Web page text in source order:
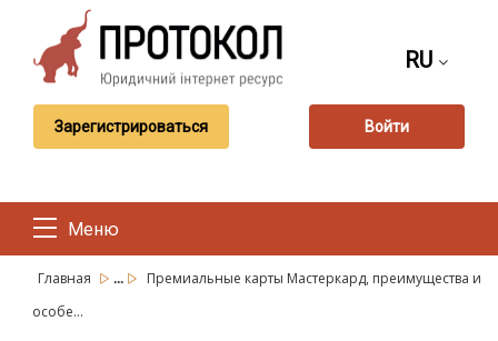
RU
Зарегистрироваться Войти
Меню
Главная ...
Премиальные карты Мастеркард, преимущества и
особе...